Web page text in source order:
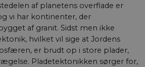
af planetens overflade er
vi har kontinenter, der
af granit. Sidst men ikke
hvilket vil sige at Jordens
er brudt op i store plader,
Pladetektonikken sørger for,